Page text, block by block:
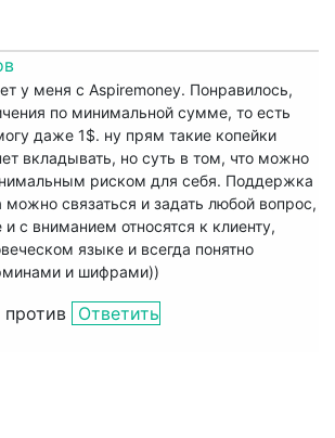
у меня с Aspiremoney. Понравилось,
по минимальной сумме, то есть
даже 1$. ну прям такие копейки
вкладывать, но суть в том, что можно
риском для себя. Поддержка
можно связаться и задать любой вопрос,
с вниманием относятся к клиенту,
языке и всегда понятно
и шифрами))
против Ответить